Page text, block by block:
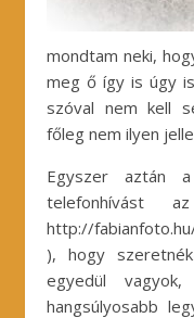
mondtam neki,
meg ő így is úgy
szóval nem kell
főleg nem ilyen
Egyszer aztán
telefonhívást
http://
), hogy
egyedül
hangsúlyosabb